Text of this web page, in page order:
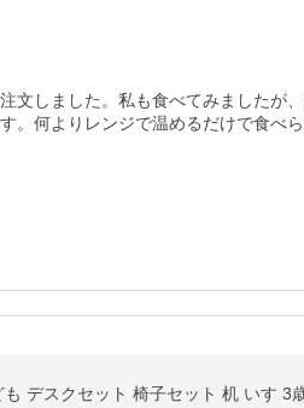
文しました。私も食べてみましたが
。何よりレンジで温めるだけで食べ
デスクセット 椅子セット 机 いす